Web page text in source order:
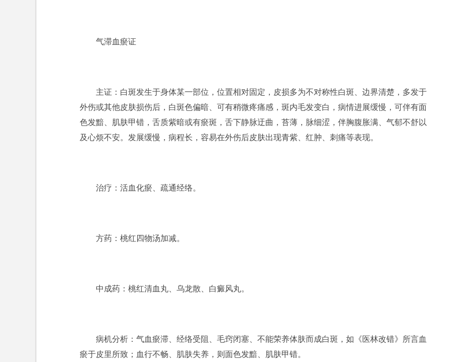
气滞血瘀证
主证：白斑发生于身体某一部位，位置相对固定，皮损多为不对称性白斑、边界清楚，多发于
外伤或其他皮肤损伤后，白斑色偏暗、可有稍微疼痛感，斑内毛发变白，病情进展缓慢，可伴有面
色发黯、肌肤甲错，舌质紫暗或有瘀斑，舌下静脉迂曲，苔薄，脉细涩，伴胸腹胀满、气郁不舒以
及心烦不安。发展缓慢，病程长，容易在外伤后皮肤出现青紫、红肿、刺痛等表现。
治疗：活血化瘀、疏通经络。
方药：桃红四物汤加减。
中成药：桃红清血丸、乌龙散、白癜风丸。
病机分析：气血瘀滞、经络受阻、毛窍闭塞、不能荣养体肤而成白斑，如《医林改错》所言血
瘀于皮里所致；血行不畅、肌肤失养，则面色发黯、肌肤甲错。